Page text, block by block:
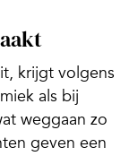
krijgt volgens
als bij
weggaan zo
geven een